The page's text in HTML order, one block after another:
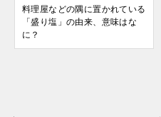
料理屋などの隅に置かれている
「盛り塩」の由来、意味はな
に？